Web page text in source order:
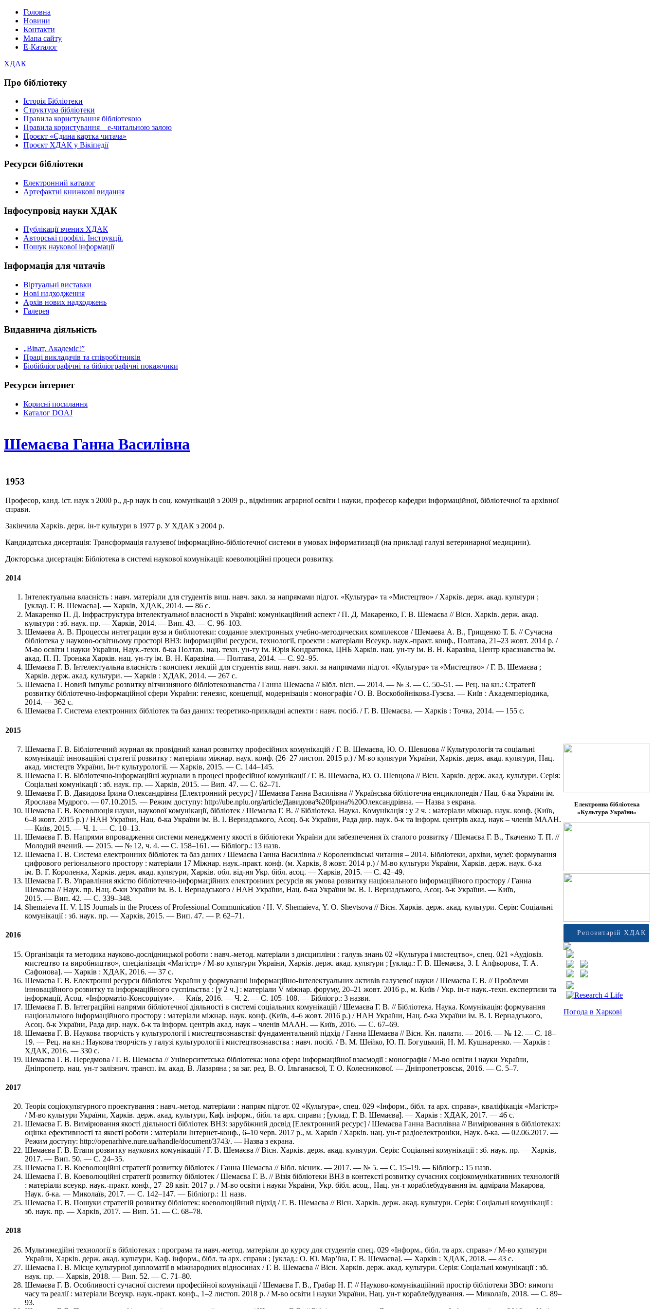
Головна
Новини
Контакти
Мапа сайту
Е-Каталог
ХДАК
Про бібліотеку
Історія Бібліотеки
Структура бібліотеки
Правила користування бібліотекою
Правила користування е-читальною залою
Проєкт «Єдина картка читача»
Проєкт ХДАК у Вікіпедії
Ресурси бібліотеки
Електронний каталог
Артефактні книжкові видання
Інфосупровід науки ХДАК
Публікації вчених ХДАК
Авторські профілі. Інструкції.
Пошук наукової інформації
Інформація для читачів
Віртуальні виставки
Нові надходження
Архів нових надходжень
Галерея
Видавнича діяльність
„Віват, Академіє!”
Праці викладачів та співробітників
Біобібліографічні та бібліографічні покажчики
Ресурси інтернет
Корисні посилання
Каталог DOAJ
Шемаєва Ганна Василівна
1953
Професор, канд. іст. наук з 2000 р., д-р наук із соц. комунікацій з 2009 р., відмінник аграрної освіти і науки, професор кафедри інформаційної, бібліотечної та архівної
справи.
Закінчила Харків. держ. ін-т культури в 1977 р. У ХДАК з 2004 р.
Кандидатська дисертація: Трансформація галузевої інформаційно-бібліотечної системи в умовах інформатизації (на прикладі галузі ветеринарної медицини).
Докторська дисертація: Бібліотека в системі наукової комунікації: коеволюційні процеси розвитку.
2014
Інтелектуальна власність : навч. матеріали для студентів вищ. навч. закл. за напрямами підгот. «Культура» та «Мистецтво» / Харків. держ. акад. культури ;
[уклад. Г. В. Шемаєва]. ― Харків, ХДАК, 2014. ― 86 с.
Макаренко П. Д. Інфраструктура інтелектуальної власності в Україні: комунікаційний аспект / П. Д. Макаренко, Г. В. Шемаєва // Вісн. Харків. держ. акад.
культури : зб. наук. пр. — Харків, 2014. — Вип. 43. — C. 96–103.
Шемаева А. В. Процессы интеграции вуза и библиотеки: создание электронных учебно-методических комплексов / Шемаева А. В., Грищенко Т. Б. // Сучасна
бібліотека у науково-освітньому просторі ВНЗ: інформаційні ресурси, технології, проекти : матеріали Всеукр. наук.-практ. конф., Полтава, 21–23 жовт. 2014 р. /
М-во освіти і науки України, Наук.-техн. б-ка Полтав. нац. техн. ун-ту ім. Юрія Кондратюка, ЦНБ Харків. нац. ун-ту ім. В. Н. Каразіна, Центр краєзнавства ім.
акад. П. П. Тронька Харків. нац. ун-ту ім. В. Н. Каразіна. — Полтава, 2014. — C. 92–95.
Шемаєва Г. В. Інтелектуальна власність : конспект лекцій для студентів вищ. навч. закл. за напрямами підгот. «Культура» та «Мистецтво» / Г. В. Шемаєва ;
Харків. держ. акад. культури. — Харків : ХДАК, 2014. — 267 с.
Шемаєва Г. Новий імпульс розвитку вітчизняного бібліотекознавства / Ганна Шемаєва // Бібл. вісн. — 2014. — № 3. — C. 50–51. — Рец. на кн.: Стратегії
розвитку бібліотечно-інформаційної сфери України: генезис, концепції, модернізація : монографія / О. В. Воскобойнікова-Гузєва. — Київ : Академперіодика,
2014. — 362 с.
Шемаєва Г. Система електронних бібліотек та баз даних: теоретико-прикладні аспекти : навч. посіб. / Г. В. Шемаєва. — Харків : Точка, 2014. — 155 с.
2015
Шемаєва Г. В. Бібліотечний журнал як провідний канал розвитку професійних комунікацій / Г. В. Шемаєва, Ю. О. Шевцова // Культурологія та соціальні
комунікації: інноваційні стратегії розвитку : матеріали міжнар. наук. конф. (26–27 листоп. 2015 р.) / М-во культури України, Харків. держ. акад. культури, Нац.
акад. мистецтв України, Ін-т культурології. — Харків, 2015. — C. 144–145.
Шемаєва Г. В. Бібліотечно-інформаційні журнали в процесі професійної комунікації / Г. В. Шемаєва, Ю. О. Шевцова // Вісн. Харків. держ. акад. культури. Серія:
Соціальні комунікації : зб. наук. пр. — Харків, 2015. — Вип. 47. — C. 62–71.
Шемаєва Г. В. Давидова Ірина Олександрівна [Електронний ресурс] / Шемаєва Ганна Василівна // Українська бібліотечна енциклопедія / Нац. б-ка України ім.
Ярослава Мудрого. — 07.10.2015. — Режим доступу: http://ube.nplu.org/article/Давидова%20Ірина%20Олександрівна. — Назва з екрана.
Шемаєва Г. В. Коеволюція науки, наукової комунікації, бібліотек / Шемаєва Г. В. // Бібліотека. Наука. Комунікація : у 2 ч. : матеріали міжнар. наук. конф. (Київ,
6–8 жовт. 2015 р.) / НАН України, Нац. б-ка України ім. В. І. Вернадського, Асоц. б-к України, Рада дир. наук. б-к та інформ. центрів акад. наук – членів МААН.
— Київ, 2015. — Ч. 1. — C. 10–13.
Шемаєва Г. В. Напрями впровадження системи менеджменту якості в бібліотеки України для забезпечення їх сталого розвитку / Шемаєва Г. В., Ткаченко Т. П. //
Молодий вчений. — 2015. — № 12, ч. 4. — C. 158–161. — Бібліогр.: 13 назв.
Шемаєва Г. В. Система електронних бібліотек та баз даних / Шемаєва Ганна Василівна // Короленківські читання – 2014. Бібліотеки, архіви, музеї: формування
цифрового регіонального простору : матеріали 17 Міжнар. наук.-практ. конф. (м. Харків, 8 жовт. 2014 р.) / М-во культури України, Харків. держ. наук. б-ка
ім. В. Г. Короленка, Харків. держ. акад. культури, Харків. обл. від-ня Укр. бібл. асоц. — Харків, 2015. — C. 42–49.
Шемаєва Г. В. Управління якістю бібліотечно-інформаційних електронних ресурсів як умова розвитку національного інформаційного простору / Ганна
Шемаєва // Наук. пр. Нац. б-ки України ім. В. І. Вернадського / НАН України, Нац. б-ка України ім. В. І. Вернадського, Асоц. б-к України. — Київ,
2015. — Вип. 42. — C. 339–348.
Shemaieva H. V. LIS Journals in the Process of Professional Communication / H. V. Shemaieva, Y. O. Shevtsova // Вісн. Харків. держ. акад. культури. Серія: Соціальні
комунікації : зб. наук. пр. — Харків, 2015. — Вип. 47. — P. 62–71.
2016
Організація та методика науково-дослідницької роботи : навч.-метод. матеріали з дисципліни : галузь знань 02 «Культура і мистецтво», спец. 021 «Аудіовіз.
мистецтво та виробництво», спеціалізація «Магістр» / М-во культури України, Харків. держ. акад. культури ; [уклад.: Г. В. Шемаєва, З. І. Алфьорова, Т. А.
Сафонова]. — Харків : ХДАК, 2016. — 37 с.
Шемаєва Г. В. Електронні ресурси бібліотек України у формуванні інформаційно-інтелектуальних активів галузевої науки / Шемаєва Г. В. // Проблеми
інноваційного розвитку та інформаційного суспільства : [у 2 ч.] : матеріали V міжнар. форуму, 20–21 жовт. 2016 р., м. Київ / Укр. ін-т наук.-техн. експертизи та
інформації, Асоц. «Інформатіо-Консорціум». — Київ, 2016. — Ч. 2. — C. 105–108. — Бібліогр.: 3 назви.
Шемаєва Г. В. Інтеграційні напрями бібліотечної діяльності в системі соціальних комунікацій / Шемаєва Г. В. // Бібліотека. Наука. Комунікація: формування
національного інформаційного простору : матеріали міжнар. наук. конф. (Київ, 4–6 жовт. 2016 р.) / НАН України, Нац. б-ка України ім. В. І. Вернадського,
Асоц. б-к України, Рада дир. наук. б-к та інформ. центрів акад. наук – членів МААН. — Київ, 2016. — C. 67–69.
Шемаєва Г. В. Наукова творчість у культурології і мистецтвознавстві: фундаментальний підхід / Ганна Шемаєва // Вісн. Кн. палати. — 2016. — № 12. — C. 18–
19. — Рец. на кн.: Наукова творчість у галузі культурології і мистецтвознавства : навч. посіб. / В. М. Шейко, Ю. П. Богуцький, Н. М. Кушнаренко. — Харків :
ХДАК, 2016. — 330 с.
Шемаєва Г. В. Передмова / Г. В. Шемаєва // Університетська бібліотека: нова сфера інформаційної взаємодії : монографія / М-во освіти і науки України,
Дніпропетр. нац. ун-т залізнич. трансп. ім. акад. В. Лазаряна ; за заг. ред. В. О. Ільганаєвої, Т. О. Колесникової. — Дніпропетровськ, 2016. — С. 5–7.
2017
Теорія соціокультурного проектування : навч.-метод. матеріали : напрям підгот. 02 «Культура», спец. 029 «Інформ., бібл. та арх. справа», кваліфікація «Магістр»
/ М-во культури України, Харків. держ. акад. культури, Каф. інформ., бібл. та арх. справи ; [уклад. Г. В. Шемаєва]. — Харків : ХДАК, 2017. — 46 с.
Шемаєва Г. В. Вимірювання якості діяльності бібліотек ВНЗ: зарубіжний досвід [Електронний ресурс] / Шемаєва Ганна Василівна // Вимірювання в бібліотеках:
оцінка ефективності та якості роботи : матеріали Інтернет-конф., 6–10 черв. 2017 р., м. Харків / Харків. нац. ун-т радіоелектроніки, Наук. б-ка. — 02.06.2017. —
Режим доступу: http://openarhive.nure.ua/handle/document/3743/. — Назва з екрана.
Шемаєва Г. В. Етапи розвитку наукових комунікацій / Г. В. Шемаєва // Вісн. Харків. держ. акад. культури. Серія: Соціальні комунікації : зб. наук. пр. — Харків,
2017. — Вип. 50. — C. 24–35.
Шемаєва Г. В. Коеволюційні стратегії розвитку бібліотек / Ганна Шемаєва // Бібл. вісник. — 2017. — № 5. — C. 15–19. — Бібліогр.: 15 назв.
Шемаєва Г. В. Коеволюційні стратегії розвитку бібліотек / Шемаєва Г. В. // Візія бібліотеки ВНЗ в контексті розвитку сучасних соціокомунікативних технологій
: матеріали всеукр. наук.-практ. конф., 27–28 квіт. 2017 р. / М-во освіти і науки України, Укр. бібл. асоц., Нац. ун-т кораблебудування ім. адмірала Макарова,
Наук. б-ка. — Миколаїв, 2017. — C. 142–147. — Бібліогр.: 11 назв.
Шемаєва Г. В. Пошуки стратегій розвитку бібліотек: коеволюційний підхід / Г. В. Шемаєва // Вісн. Харків. держ. акад. культури. Серія: Соціальні комунікації :
зб. наук. пр. — Харків, 2017. — Вип. 51. — C. 68–78.
2018
Мультимедійні технології в бібліотеках : програма та навч.-метод. матеріали до курсу для студентів спец. 029 «Інформ., бібл. та арх. справа» / М-во культури
України, Харків. держ. акад. культури, Каф. інформ., бібл. та арх. справи ; [уклад.: О. Ю. Мар’їна, Г. В. Шемаєва]. — Харків : ХДАК, 2018. — 43 с.
Шемаєва Г. В. Місце культурної дипломатії в міжнародних відносинах / Г. В. Шемаєва // Вісн. Харків. держ. акад. культури. Серія: Соціальні комунікації : зб.
наук. пр. — Харків, 2018. — Вип. 52. — C. 71–80.
Шемаєва Г. В. Особливості сучасної системи професійної комунікації / Шемаєва Г. В., Грабар Н. Г. // Науково-комунікаційний простір бібліотеки ЗВО: вимоги
часу та реалії : матеріали Всеукр. наук.-практ. конф., 1–2 листоп. 2018 р. / М-во освіти і науки України, Нац. ун-т кораблебудування. — Миколаїв, 2018. — C. 89–
93.
Електронна бібліотека
«Культура України»
Репозитарій ХДАК
Погода в Харкові